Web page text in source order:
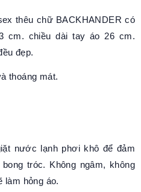
thêu chữ BACKHANDER có
cm. chiều dài tay áo 26 cm.
đẹp.
thoáng mát.
nước lạnh phơi khô để đảm
tróc. Không ngâm, không
làm hỏng áo.